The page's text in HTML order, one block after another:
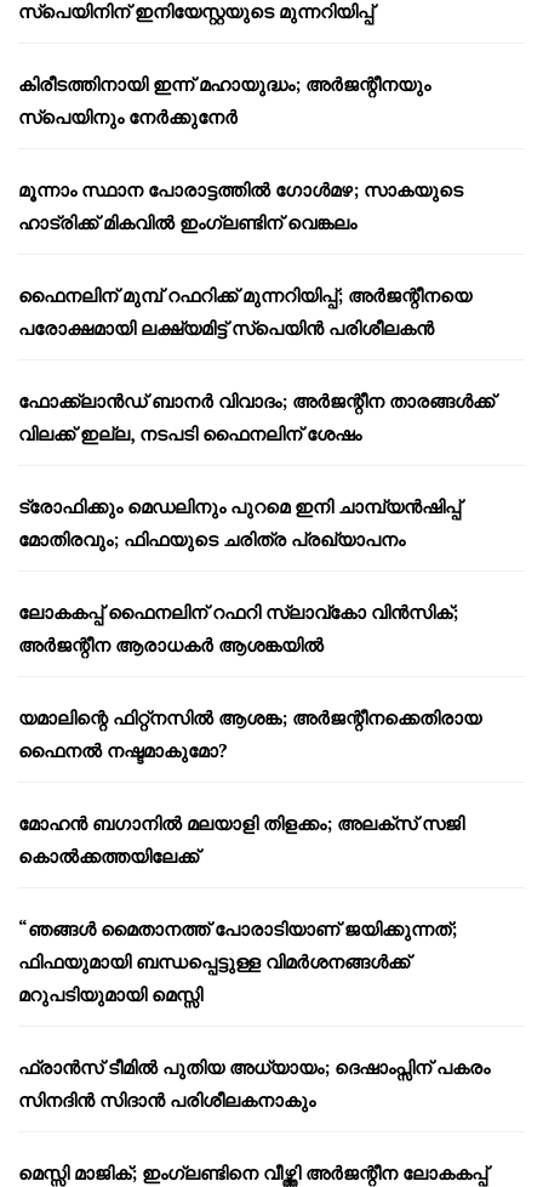
സ്പെയിനിന് ഇനിയേസ്റ്റയുടെ മുന്നറിയിപ്പ്
കിരീടത്തിനായി ഇന്ന് മഹായുദ്ധം; അർജന്റീനയും
സ്പെയിനും നേർക്കുനേർ
മൂന്നാം സ്ഥാന പോരാട്ടത്തിൽ ഗോൾമഴ; സാകയുടെ
ഹാട്രിക്ക് മികവിൽ ഇംഗ്ലണ്ടിന് വെങ്കലം
ഫൈനലിന് മുമ്പ് റഫറിക്ക് മുന്നറിയിപ്പ്; അർജന്റീനയെ
പരോക്ഷമായി ലക്ഷ്യമിട്ട് സ്പെയിൻ പരിശീലകൻ
ഫോക്ക്‌ലാൻഡ് ബാനർ വിവാദം; അർജന്റീന താരങ്ങൾക്ക്
വിലക്ക് ഇല്ല, നടപടി ഫൈനലിന് ശേഷം
ട്രോഫിക്കും മെഡലിനും പുറമെ ഇനി ചാമ്പ്യൻഷിപ്പ്
മോതിരവും; ഫിഫയുടെ ചരിത്ര പ്രഖ്യാപനം
ലോകകപ്പ് ഫൈനലിന് റഫറി സ്ലാവ്‌കോ വിൻസിക്;
അർജന്റീന ആരാധകർ ആശങ്കയിൽ
യമാലിന്റെ ഫിറ്റ്നസിൽ ആശങ്ക; അർജന്റീനക്കെതിരായ
ഫൈനൽ നഷ്ടമാകുമോ?
മോഹൻ ബഗാനിൽ മലയാളി തിളക്കം; അലക്സ് സജി
കൊൽക്കത്തയിലേക്ക്
“ഞങ്ങൾ മൈതാനത്ത് പോരാടിയാണ് ജയിക്കുന്നത്;
ഫിഫയുമായി ബന്ധപ്പെട്ടുള്ള വിമർശനങ്ങൾക്ക്
മറുപടിയുമായി മെസ്സി
ഫ്രാൻസ് ടീമിൽ പുതിയ അധ്യായം; ദെഷാംപ്സിന് പകരം
സിനദിൻ സിദാൻ പരിശീലകനാകും
മെസ്സി മാജിക്; ഇംഗ്ലണ്ടിനെ വീഴ്ത്തി അർജന്റീന ലോകകപ്പ്